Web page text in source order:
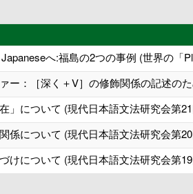
へ:福島の2つの事例 (世界の
ー：［深く＋V］の修飾関係の記述の
」について (現代日本語文法研究会第
係について (現代日本語文法研究会第
けについて (現代日本語文法研究会第